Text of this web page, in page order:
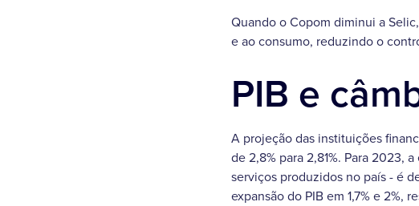
Quando o Copom diminui a
e ao consumo, reduzindo o
PIB e
A projeção das instituições
de 2,8% para 2,81%. Para 2023,
serviços produzidos no país - é
expansão do PIB em 1,7% e 2%,